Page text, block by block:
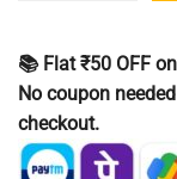
(08)
Latest
Study
Notes
📚 Flat ₹50 OFF
No coupon
checkout.